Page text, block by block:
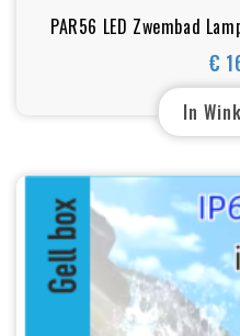
PAR56 LED Zwembad
€
In